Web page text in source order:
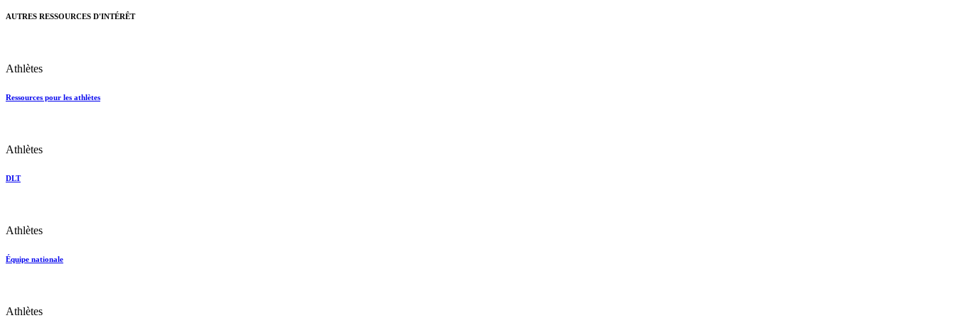
AUTRES RESSOURCES D'INTÉRÊT
Athlètes
Ressources pour les athlètes
Athlètes
DLT
Athlètes
Équipe nationale
Athlètes